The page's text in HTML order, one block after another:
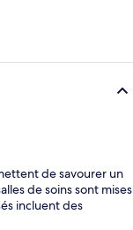
de savourer un
de soins sont mises
incluent des